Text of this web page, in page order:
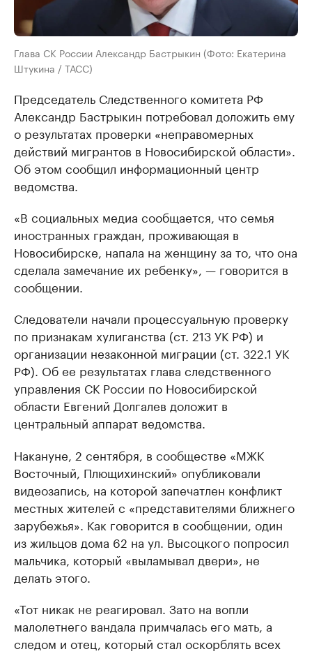
Глава СК России Александр Бастрыкин (Фото: Екатерина
Штукина / ТАСС)
Председатель Следственного комитета РФ
Александр Бастрыкин потребовал доложить ему
о результатах проверки «неправомерных
действий мигрантов в Новосибирской области».
Об этом сообщил информационный центр
ведомства.
«В социальных медиа сообщается, что семья
иностранных граждан, проживающая в
Новосибирске, напала на женщину за то, что она
сделала замечание их ребенку», — говорится в
сообщении.
Следователи начали процессуальную проверку
по признакам хулиганства (ст. 213 УК РФ) и
организации незаконной миграции (ст. 322.1 УК
РФ). Об ее результатах глава следственного
управления СК России по Новосибирской
области Евгений Долгалев доложит в
центральный аппарат ведомства.
Накануне, 2 сентября, в сообществе «МЖК
Восточный, Плющихинский» опубликовали
видеозапись, на которой запечатлен конфликт
местных жителей с «представителями ближнего
зарубежья». Как говорится в сообщении, один
из жильцов дома 62 на ул. Высоцкого попросил
мальчика, который «выламывал двери», не
делать этого.
«Тот никак не реагировал. Зато на вопли
малолетнего вандала примчалась его мать, а
следом и отец, который стал оскорблять всех